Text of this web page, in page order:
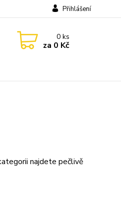
Přihlášení
0ks
za 0 Kč
najdete pečlivě